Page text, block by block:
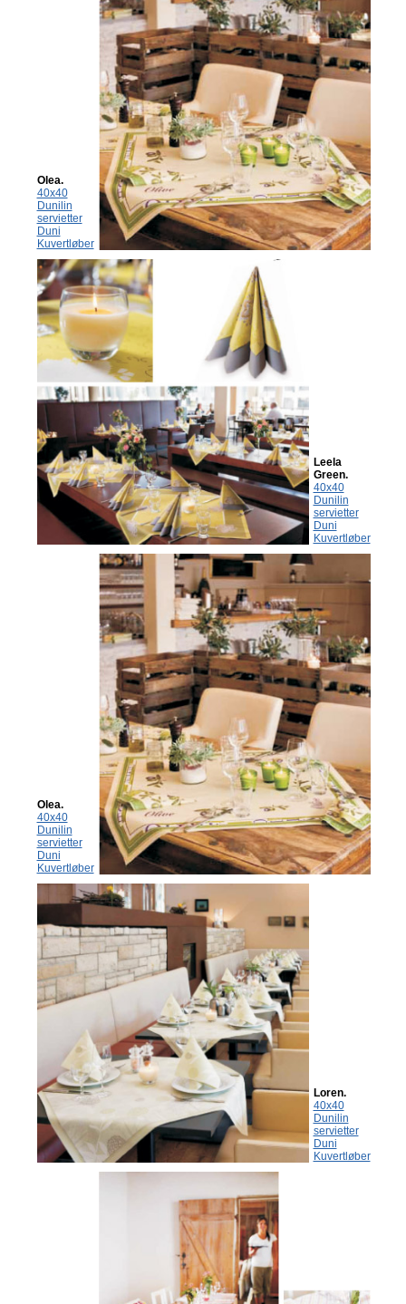
Olea.
40x40
Dunilin
servietter
Duni
Kuvertløber
Leela
Green.
40x40
Dunilin
servietter
Duni
Kuvertløber
Olea.
40x40
Dunilin
servietter
Duni
Kuvertløber
Loren.
40x40
Dunilin
servietter
Duni
Kuvertløber